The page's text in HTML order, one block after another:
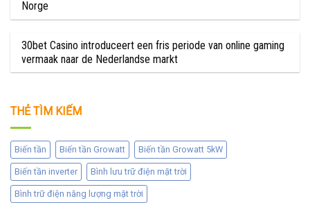
Norge
30bet Casino introduceert een fris periode van online gaming
vermaak naar de Nederlandse markt
THẺ TÌM KIẾM
Biến tần Biến tần Growatt Biến tần Growatt 5kW
Biến tần inverter Bình lưu trữ điện mặt trời
Bình trữ điện năng lượng mặt trời